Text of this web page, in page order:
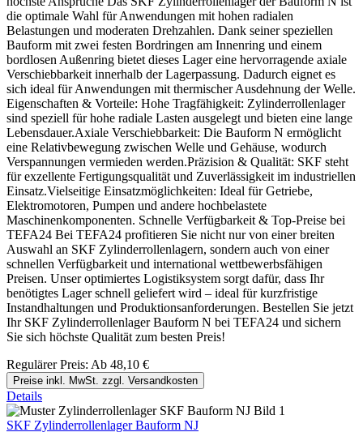
die optimale Wahl für Anwendungen mit hohen radialen
Belastungen und moderaten Drehzahlen. Dank seiner speziellen
Bauform mit zwei festen Bordringen am Innenring und einem
bordlosen Außenring bietet dieses Lager eine hervorragende axiale
Verschiebbarkeit innerhalb der Lagerpassung. Dadurch eignet es
sich ideal für Anwendungen mit thermischer Ausdehnung der Welle.
Eigenschaften & Vorteile: Hohe Tragfähigkeit: Zylinderrollenlager
sind speziell für hohe radiale Lasten ausgelegt und bieten eine lange
Lebensdauer.Axiale Verschiebbarkeit: Die Bauform N ermöglicht
eine Relativbewegung zwischen Welle und Gehäuse, wodurch
Verspannungen vermieden werden.Präzision & Qualität: SKF steht
für exzellente Fertigungsqualität und Zuverlässigkeit im industriellen
Einsatz.Vielseitige Einsatzmöglichkeiten: Ideal für Getriebe,
Elektromotoren, Pumpen und andere hochbelastete
Maschinenkomponenten. Schnelle Verfügbarkeit & Top-Preise bei
TEFA24 Bei TEFA24 profitieren Sie nicht nur von einer breiten
Auswahl an SKF Zylinderrollenlagern, sondern auch von einer
schnellen Verfügbarkeit und international wettbewerbsfähigen
Preisen. Unser optimiertes Logistiksystem sorgt dafür, dass Ihr
benötigtes Lager schnell geliefert wird – ideal für kurzfristige
Instandhaltungen und Produktionsanforderungen. Bestellen Sie jetzt
Ihr SKF Zylinderrollenlager Bauform N bei TEFA24 und sichern
Sie sich höchste Qualität zum besten Preis!
Regulärer Preis: Ab 48,10 €
Preise inkl. MwSt. zzgl. Versandkosten
Details
SKF Zylinderrollenlager Bauform NJ